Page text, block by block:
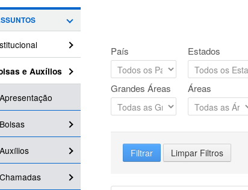
e Auxílios
Apresentação
Bolsas
Auxílios
Chamadas
País Estados
Grandes Áreas Áreas
Filtrar Limpar Filtros